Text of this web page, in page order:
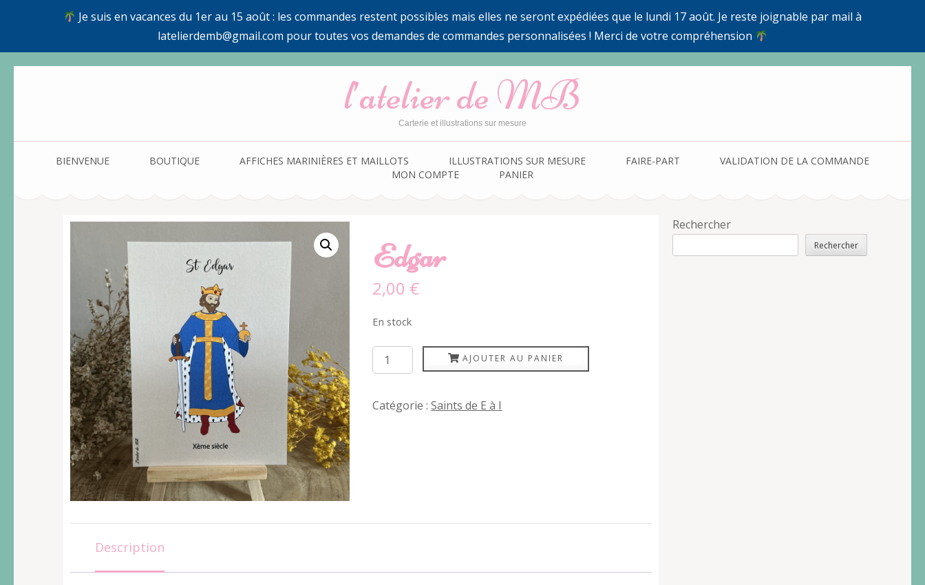
Je suis en vacances du 1er au 15 août : les commandes restent possibles mais elles ne seront expédiées que le lundi 17 août. Je reste joignable par mail à
latelierdemb@gmail.com pour toutes vos demandes de commandes personnalisées ! Merci de votre compréhension
l’atelier de MB
Carterie et illustrations sur mesure
BIENVENUE BOUTIQUE AFFICHES MARINIÈRES ET MAILLOTS ILLUSTRATIONS SUR MESURE FAIRE-PART
VALIDATION DE LA COMMANDE
MON COMPTE
PANIER
Edgar
2,00 €
En stock
quantité
de
AJOUTER AU PANIER
Catégorie :Saints de E à I
Description
Rechercher
Rechercher